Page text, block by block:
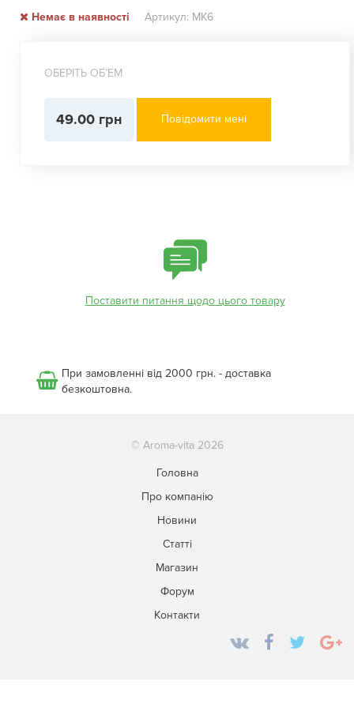
Немає в наявності Артикул: МК6
ОБЕРІТЬ ОБʼЕМ
49.00 грн Повідомити мені
Поставити питання щодо цього товару
При замовленні від 2000 грн. - доставка
безкоштовна.
© Aroma-vita 2026
Головна
Про компанію
Новини
Статті
Магазин
Форум
Контакти